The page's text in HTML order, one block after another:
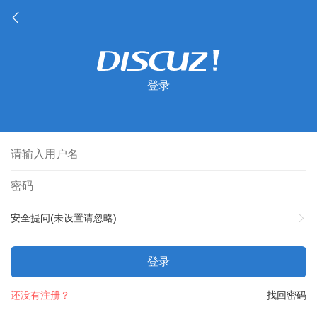
登录
安全提问(未设置请忽略)
登录
找回密码
还没有注册？